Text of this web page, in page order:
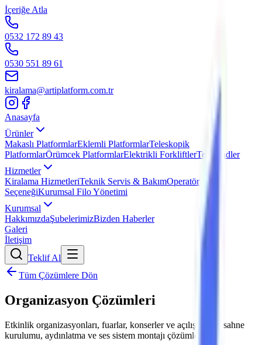
İçeriğe Atla
0532 172 89 43
0530 551 89 61
kiralama@artiplatform.com.tr
Artı Platform - Ana Sayfa
Anasayfa
Ürünler
Makaslı PlatformlarEklemli PlatformlarTeleskopik
PlatformlarÖrümcek PlatformlarElektrikli ForkliftlerTelehandler
Hizmetler
Kiralama HizmetleriTeknik Servis & BakımOperatör
SeçeneğiKurumsal Filo Yönetimi
Kurumsal
HakkımızdaŞubelerimizBizden Haberler
Galeri
İletişim
Teklif Al
Tüm Çözümlere Dön
Organizasyon Çözümleri
Etkinlik organizasyonları, fuarlar, konserler ve açılışlar için sahne
kurulumu, aydınlatma ve ses sistem montajı çözümleri.